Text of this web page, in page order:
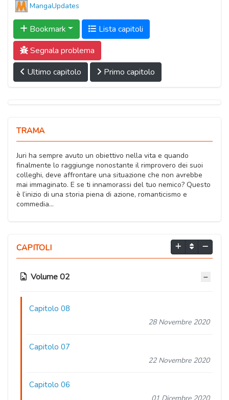
MangaUpdates
Bookmark
Lista capitoli
Segnala problema
Ultimo capitolo
Primo capitolo
TRAMA
Juri ha sempre avuto un obiettivo nella vita e quando
finalmente lo raggiunge nonostante il rimprovero dei suoi
colleghi, deve affrontare una situazione che non avrebbe
mai immaginato. E se ti innamorassi del tuo nemico? Questo
è l’inizio di una storia piena di azione, romanticismo e
commedia…
CAPITOLI
Volume 02
Capitolo 08
28 Novembre 2020
Capitolo 07
22 Novembre 2020
Capitolo 06